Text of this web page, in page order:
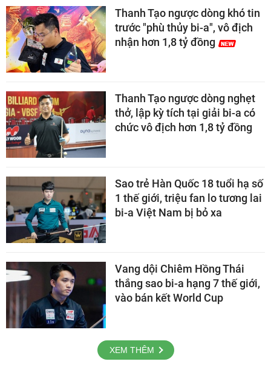
Thanh Tạo ngược dòng khó tin
trước "phù thủy bi-a", vô địch
nhận hơn 1,8 tỷ đồng
Thanh Tạo ngược dòng nghẹt
thở, lập kỳ tích tại giải bi-a có
chức vô địch hơn 1,8 tỷ đồng
Sao trẻ Hàn Quốc 18 tuổi hạ số
1 thế giới, triệu fan lo tương lai
bi-a Việt Nam bị bỏ xa
Vang dội Chiêm Hồng Thái
thắng sao bi-a hạng 7 thế giới,
vào bán kết World Cup
XEM THÊM